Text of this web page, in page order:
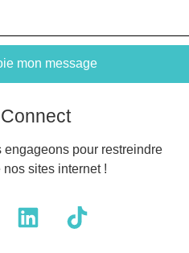
mon message
engageons pour restreindre
nos sites internet !